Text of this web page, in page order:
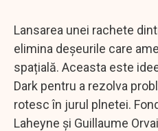
Lansarea unei rachete
elimina deșeurile care
spațială. Aceasta este
Dark pentru a rezolva
rotesc în jurul plnetei.
Laheyne și Guillaume